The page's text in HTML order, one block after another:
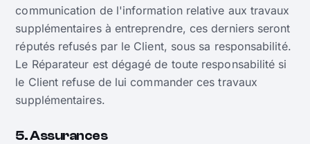
communication de l'information relative aux travaux
supplémentaires à entreprendre, ces derniers seront
réputés refusés par le Client, sous sa responsabilité.
Le Réparateur est dégagé de toute responsabilité si
le Client refuse de lui commander ces travaux
supplémentaires.
5. Assurances